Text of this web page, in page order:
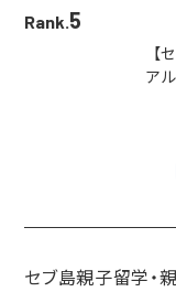
Rank.5
【
ア
セブ島親子留学・